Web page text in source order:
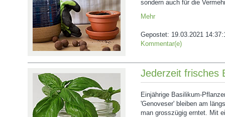
sondern auch für die
Mehr
Gepostet: 19.03.2021
Kommentar(e)
Jederzeit frisches
Einjährige Basilikum-
'Genoveser' bleiben am
man grosszügig erntet. Mit